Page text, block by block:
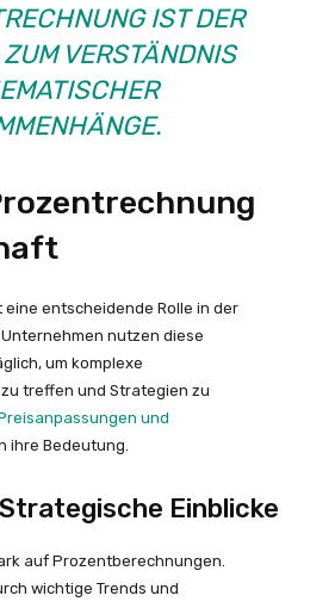
IST DER
VERSTÄNDNIS
entscheidende Rolle in der
nutzen diese
um komplexe
treffen und Strategien zu
und
ihre Bedeutung.
Einblicke
auf Prozentberechnungen.
wichtige Trends und